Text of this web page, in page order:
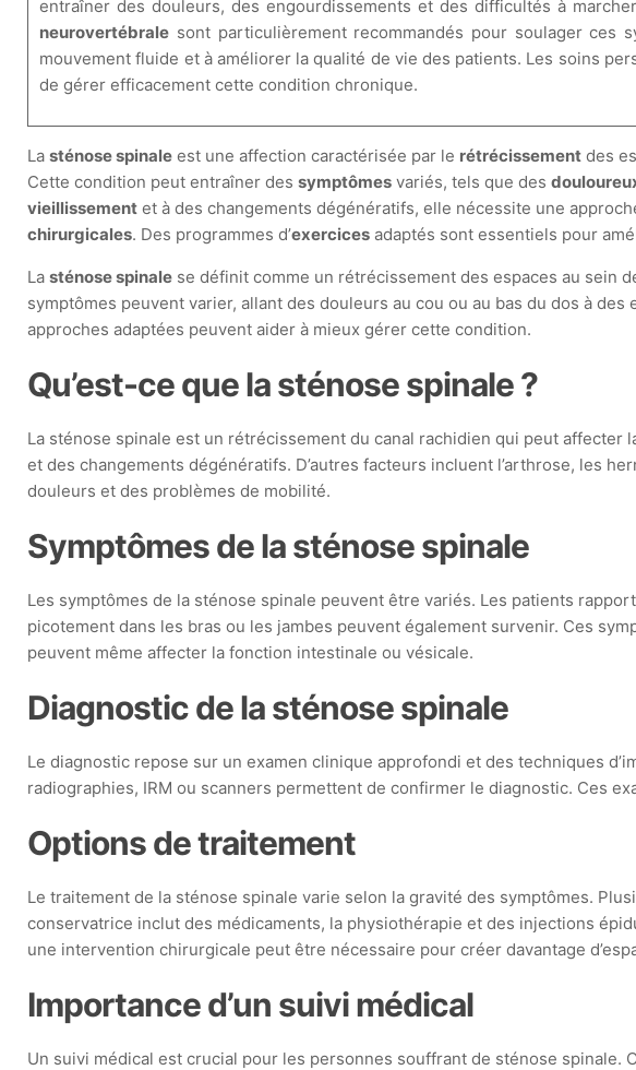
entraîner des douleurs, des engourdissements et des difficultés à
neurovertébrale sont particulièrement recommandés pour soulager ces
mouvement fluide et à améliorer la qualité de vie des patients. Les soins
de gérer efficacement cette condition chronique.
Lasténose spinale est une affection caractérisée par le rétrécissement des
Cette condition peut entraîner dessymptômes variés, tels que des
vieillissement et à des changements dégénératifs, elle nécessite une
chirurgicales. Des programmes d’exercices adaptés sont essentiels pour
Lasténose spinale se définit comme un rétrécissement des espaces au sein
symptômes peuvent varier, allant des douleurs au cou ou au bas du dos à
approches adaptées peuvent aider à mieux gérer cette condition.
Qu’est-ce que la sténose spinale ?
La sténose spinale est un rétrécissement du canal rachidien qui peut
et des changements dégénératifs. D’autres facteurs incluent l’arthrose, les
douleurs et des problèmes de mobilité.
Symptômes de la sténose spinale
Les symptômes de la sténose spinale peuvent être variés. Les patients
picotement dans les bras ou les jambes peuvent également survenir. Ces
peuvent même affecter la fonction intestinale ou vésicale.
Diagnostic de la sténose spinale
Le diagnostic repose sur un examen clinique approfondi et des techniques
radiographies, IRM ou scanners permettent de confirmer le diagnostic. Ces
Options de traitement
Le traitement de la sténose spinale varie selon la gravité des symptômes.
conservatrice inclut des médicaments, la physiothérapie et des injections
une intervention chirurgicale peut être nécessaire pour créer davantage
Importance d’un suivi médical
Un suivi médical est crucial pour les personnes souffrant de sténose